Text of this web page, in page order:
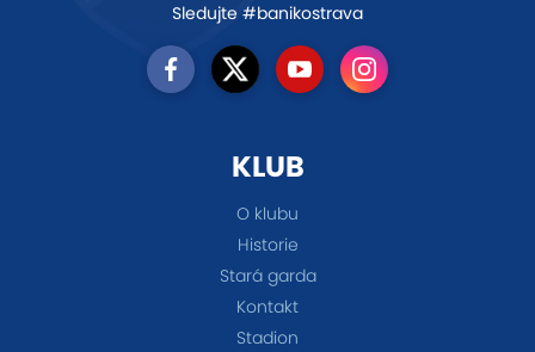
Sledujte #banikostrava
KLUB
O klubu
Historie
Stará garda
Kontakt
Stadion